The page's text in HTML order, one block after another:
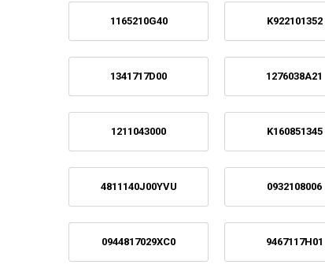
1165210G40 K922101352
1341717D00 1276038A21
1211043000 K160851345
4811140J00YVU 0932108006
0944817029XC0 9467117H01